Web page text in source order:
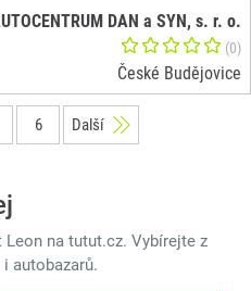
DAN a SYN, s. r. o.
(0)
České Budějovice
6 Další
Leon na tutut.cz. Vybírejte z
autobazarů.